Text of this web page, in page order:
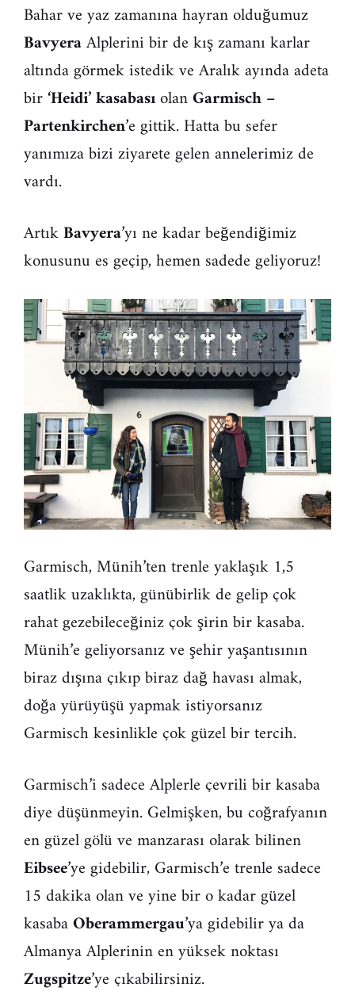
Bahar ve yaz zamanına hayran olduğumuz
BavyeraAlplerini bir de kış zamanı karlar
altında görmek istedik ve Aralık ayında adeta
bir‘Heidi’ kasabasıolanGarmisch –
Partenkirchen’e gittik. Hatta bu sefer
yanımıza bizi ziyarete gelen annelerimiz de
vardı.
ArtıkBavyera’yı ne kadar beğendiğimiz
konusunu es geçip, hemen sadede geliyoruz!
Garmisch, Münih’ten trenle yaklaşık 1,5
saatlik uzaklıkta, günübirlik de gelip çok
rahat gezebileceğiniz çok şirin bir kasaba.
Münih’e geliyorsanız ve şehir yaşantısının
biraz dışına çıkıp biraz dağ havası almak,
doğa yürüyüşü yapmak istiyorsanız
Garmisch kesinlikle çok güzel bir tercih.
Garmisch’i sadece Alplerle çevrili bir kasaba
diye düşünmeyin. Gelmişken, bu coğrafyanın
en güzel gölü ve manzarası olarak bilinen
Eibsee’ye gidebilir, Garmisch’e trenle sadece
15 dakika olan ve yine bir o kadar güzel
kasabaOberammergau’ya gidebilir ya da
Almanya Alplerinin en yüksek noktası
Zugspitze’ye çıkabilirsiniz.